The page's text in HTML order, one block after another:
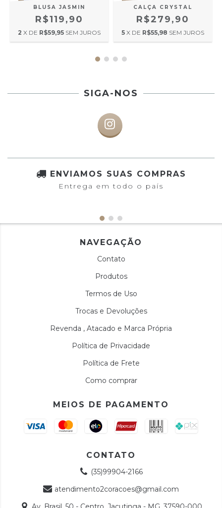
BLUSA JASMIN
R$119,90
2 X DE R$59,95 SEM JUROS
CALÇA CRYSTAL
R$279,90
5 X DE R$55,98 SEM JUROS
SIGA-NOS
ENVIAMOS SUAS COMPRAS
Entrega em todo o país
NAVEGAÇÃO
Contato
Produtos
Termos de Uso
Trocas e Devoluções
Revenda , Atacado e Marca Própria
Política de Privacidade
Política de Frete
Como comprar
MEIOS DE PAGAMENTO
CONTATO
(35)99904-2166
atendimento2coracoes@gmail.com